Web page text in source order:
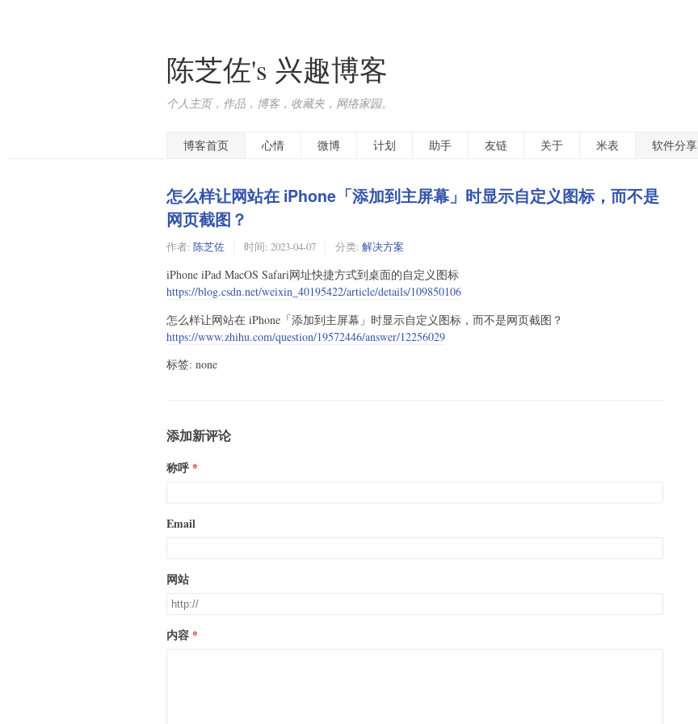
陈芝佐's 兴趣博客
个人主页，作品，博客，收藏夹，网络家园。
博客首页 心情 微博 计划 助手 友链 关于 米表 软件分享
怎么样让网站在 iPhone「添加到主屏幕」时显示自定义图标，而不是
网页截图？
作者: 陈芝佐 时间: 2023-04-07 分类: 解决方案
iPhone iPad MacOS Safari网址快捷方式到桌面的自定义图标
https://blog.csdn.net/weixin_40195422/article/details/109850106
怎么样让网站在 iPhone「添加到主屏幕」时显示自定义图标，而不是网页截图？
https://www.zhihu.com/question/19572446/answer/12256029
标签: none
添加新评论
称呼
Email
网站
内容